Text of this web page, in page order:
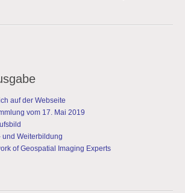
auf der Webseite
vom 17. Mai 2019
und Weiterbildung
of Geospatial Imaging Experts